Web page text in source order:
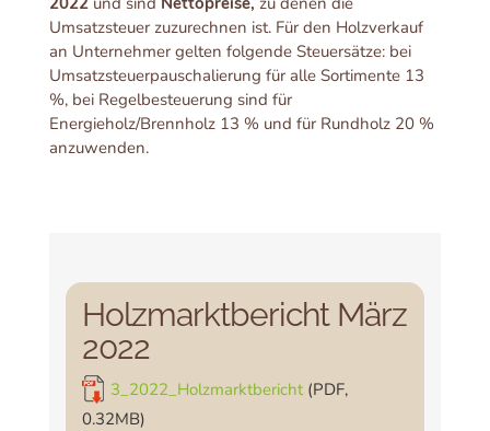
Umsatzsteuer zuzurechnen ist. Für den Holzverkauf
an Unternehmer gelten folgende Steuersätze: bei
Umsatzsteuerpauschalierung für alle Sortimente 13
%, bei Regelbesteuerung sind für
Energieholz/Brennholz 13 % und für Rundholz 20 %
anzuwenden.
Holzmarktbericht März
2022
3_2022_Holzmarktbericht (PDF,
0.32MB)